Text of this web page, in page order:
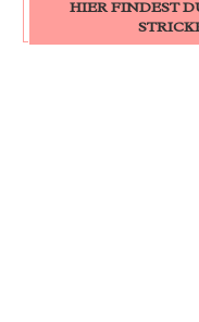
HIER FINDEST